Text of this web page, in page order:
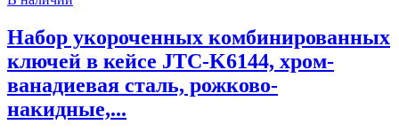
Набор укороченных комбинированных
ключей в кейсе JTC-K6144, хром-
ванадиевая сталь, рожково-
накидные,...